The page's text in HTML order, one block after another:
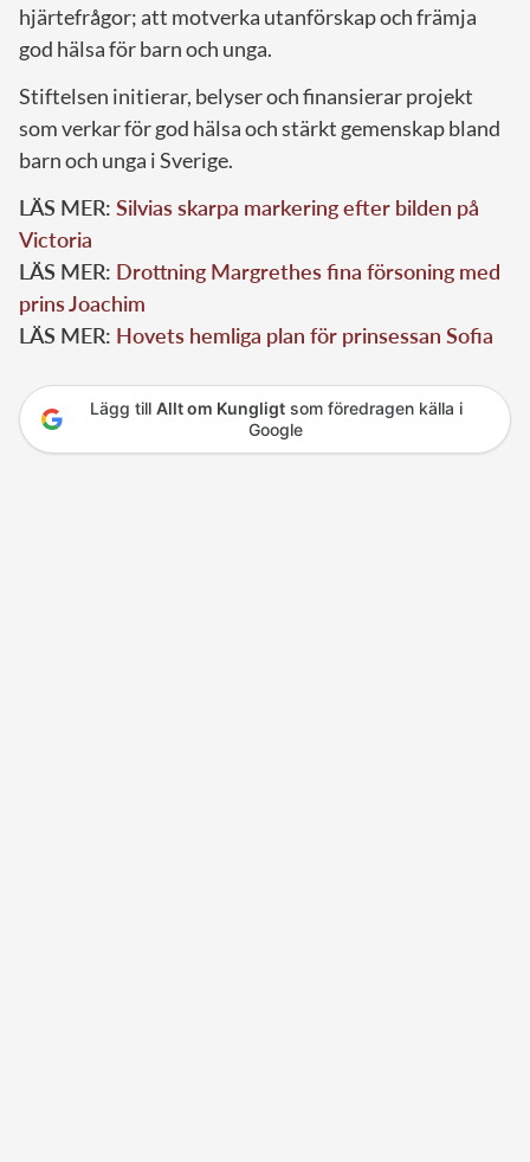
hjärtefrågor; att motverka utanförskap och främja
god hälsa för barn och unga.
Stiftelsen initierar, belyser och finansierar projekt
som verkar för god hälsa och stärkt gemenskap bland
barn och unga i Sverige.
LÄS MER: Silvias skarpa markering efter bilden på
Victoria
LÄS MER: Drottning Margrethes fina försoning med
prins Joachim
LÄS MER: Hovets hemliga plan för prinsessan Sofia
Lägg till Allt om Kungligtsom föredragen källa i
Google